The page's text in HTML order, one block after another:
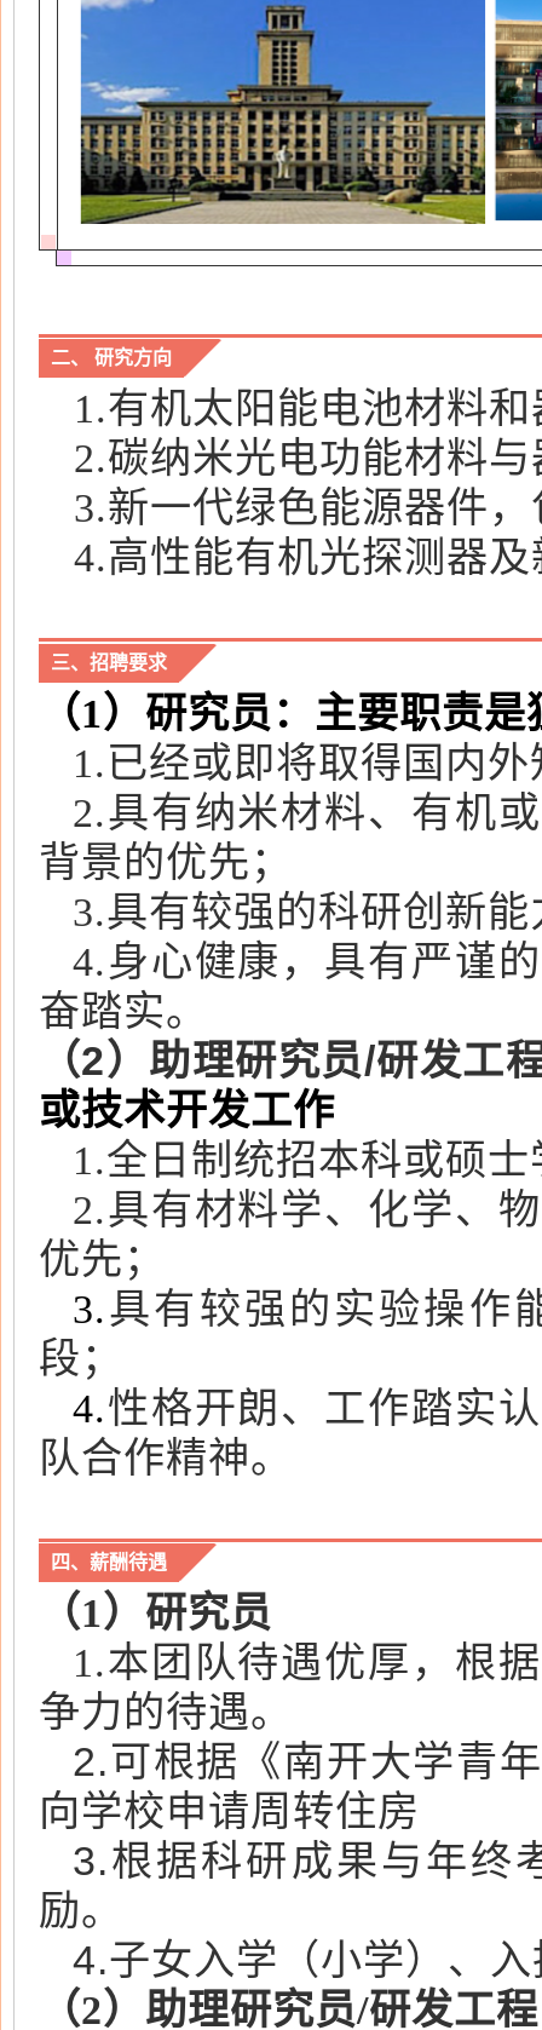
二、 研究方向
1.有机太阳能电池材料
2.碳纳米光电功能材料
3.新一代绿色能源器件
4.高性能有机光探测器
三、招聘要求
（1）研究员：主要职责
1.已经或即将取得国内
2.具有纳米材料、有机
背景的优先；
3.具有较强的科研创新
4.身心健康，具有严谨
奋踏实。
（2）助理研究员/研发工
或技术开发工作
1.全日制统招本科或硕士
2.具有材料学、化学、
优先；
3.具有较强的实验操作
段；
4.性格开朗、工作踏实
队合作精神。
四、薪酬待遇
（1）研究员
1.本团队待遇优厚，根
争力的待遇。
2.可根据《南开大学青
向学校申请周转住房
3.根据科研成果与年终
励。
4.子女入学（小学）、
（2）助理研究员/研发工